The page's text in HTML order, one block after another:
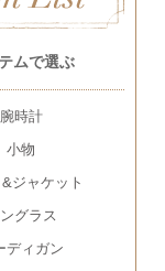
ムで選ぶ
腕時計
小物
ジャケット
グラス
ディガン